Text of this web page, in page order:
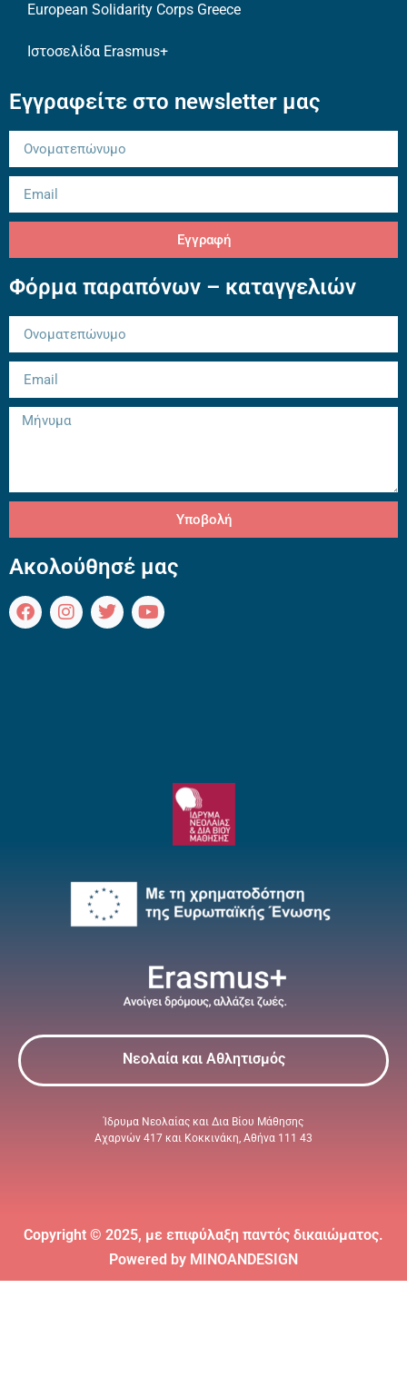
European Solidarity Corps Greece
Ιστοσελίδα Erasmus+
Εγγραφείτε στο newsletter μας
Εγγραφή
Φόρμα παραπόνων – καταγγελιών
Υποβολή
Ακολούθησέ μας
Νεολαία και Αθλητισμός
Ίδρυμα Νεολαίας και Δια Βίου Μάθησης
Αχαρνών 417 και Κοκκινάκη, Αθήνα 111 43
Copyright © 2025, με επιφύλαξη παντός δικαιώματος.
Powered by MINOANDESIGN